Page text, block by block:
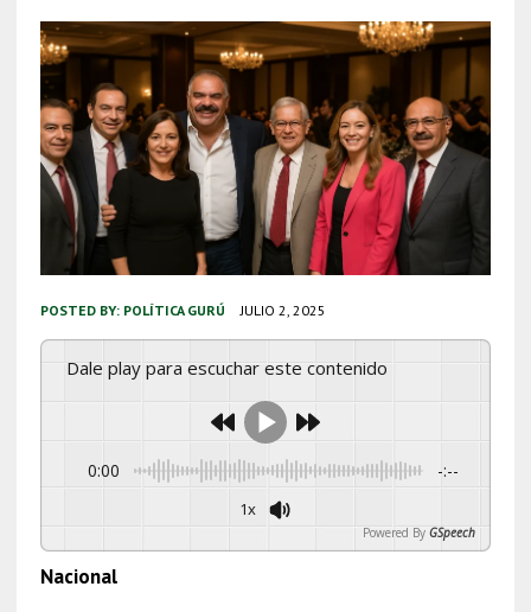
POSTED BY: POLÍTICA GURÚ JULIO 2, 2025
Dale play para escuchar este contenido
0:00 -:--
1x
Powered By GSpeech
Nacional